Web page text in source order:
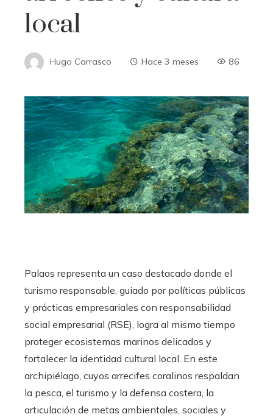
local
Hugo Carrasco Hace 3 meses 86
Palaos representa un caso destacado donde el
turismo responsable, guiado por políticas públicas
y prácticas empresariales con responsabilidad
social empresarial (RSE), logra al mismo tiempo
proteger ecosistemas marinos delicados y
fortalecer la identidad cultural local. En este
archipiélago, cuyos arrecifes coralinos respaldan
la pesca, el turismo y la defensa costera, la
articulación de metas ambientales, sociales y